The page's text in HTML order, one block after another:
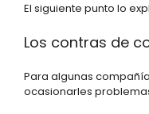
El siguiente punto lo
Los contras de
Para algunas
ocasionarles